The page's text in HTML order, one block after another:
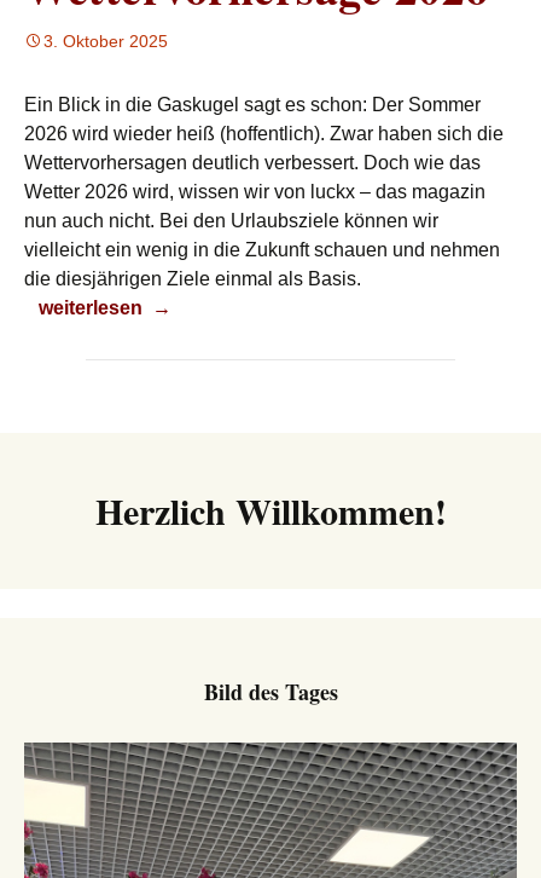
3. Oktober 2025
Ein Blick in die Gaskugel sagt es schon: Der Sommer
2026 wird wieder heiß (hoffentlich). Zwar haben sich die
Wettervorhersagen deutlich verbessert. Doch wie das
Wetter 2026 wird, wissen wir von luckx – das magazin
nun auch nicht. Bei den Urlaubsziele können wir
vielleicht ein wenig in die Zukunft schauen und nehmen
die diesjährigen Ziele einmal als Basis.
Wettervorhersage 2026
weiterlesen →
Herzlich Willkommen!
Bild des Tages